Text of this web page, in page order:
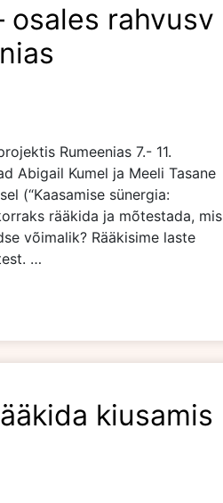
osales rahvusv
Rumeenias 7.- 11.
Abigail Kumel ja Meeli Tasane
(“Kaasamise sünergia:
rääkida ja mõtestada, mis
võimalik? Rääkisime laste
…
kiusamis